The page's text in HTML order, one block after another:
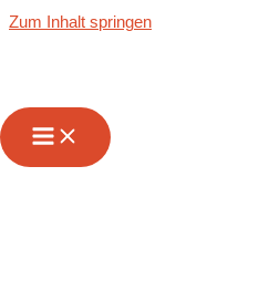
Zum Inhalt springen